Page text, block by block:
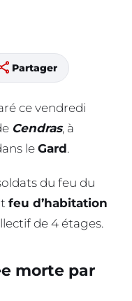
Partager
ce vendredi
Cendras, à
leGard.
du feu du
feu d’habitation
de 4 étages.
morte par